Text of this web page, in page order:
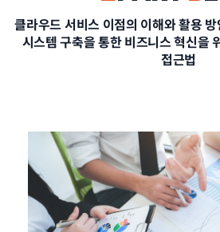
PORTFOLIO
CONTACT
정부지원사업
클라우드 서비스 이점의 이해와 활용
시스템 구축을 통한 비즈니스 혁신을
접근법